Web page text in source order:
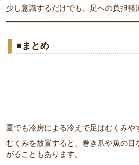
少し意識するだけでも、足への負担軽
■まとめ
夏でも冷房による冷えで足はむくみや
むくみを放置すると、巻き爪や魚の目
がることもあります。